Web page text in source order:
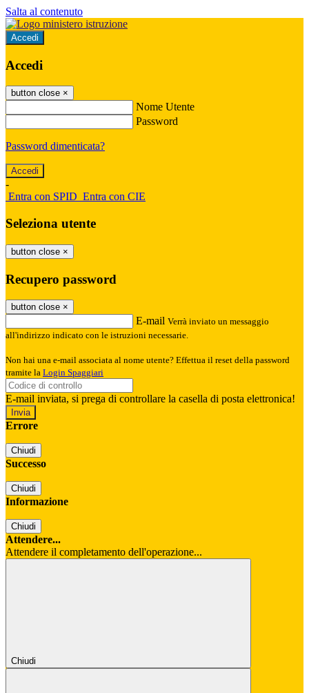
Salta al contenuto
Accedi
Accedi
button close ×
Nome Utente
Password
Password dimenticata?
-
Entra con SPID Entra con CIE
Seleziona utente
button close ×
Recupero password
button close ×
E-mail Verrà inviato un messaggio
all'indirizzo indicato con le istruzioni necessarie.
Non hai una e-mail associata al nome utente? Effettua il reset della password
tramite la Login Spaggiari
E-mail inviata, si prega di controllare la casella di posta elettronica!
Errore
Chiudi
Successo
Chiudi
Informazione
Chiudi
Attendere...
Attendere il completamento dell'operazione...
Chiudi